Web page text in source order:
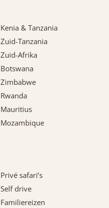
Kenia & Tanzania
Zuid-Tanzania
Zuid-Afrika
Botswana
Zimbabwe
Rwanda
Mauritius
Mozambique
Privé safari’s
Self drive
Familiereizen